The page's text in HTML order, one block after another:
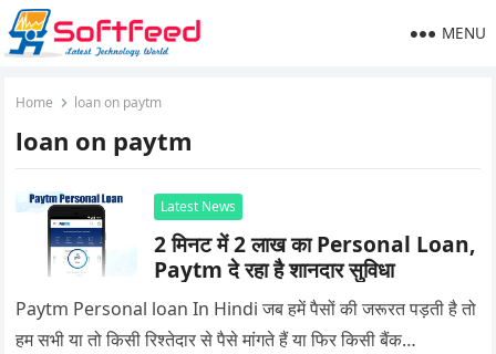
MENU
Home loan on paytm
loan on paytm
Latest News
2 मिनट में 2 लाख का Personal Loan,
Paytm दे रहा है शानदार सुविधा
Paytm Personal loan In Hindi जब हमें पैसों की जरूरत पड़ती है तो
हम सभी या तो किसी रिश्तेदार से पैसे मांगते हैं या फिर किसी बैंक…